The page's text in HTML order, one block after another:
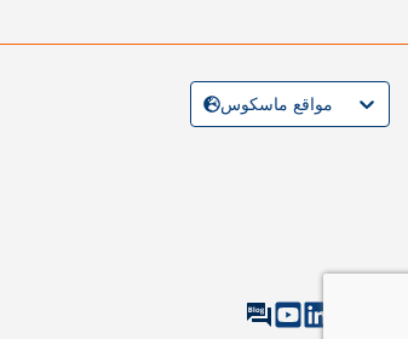
مواقع ماسكوس